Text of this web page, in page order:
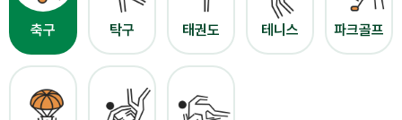
축구 탁구 태권도 테니스 파크골프